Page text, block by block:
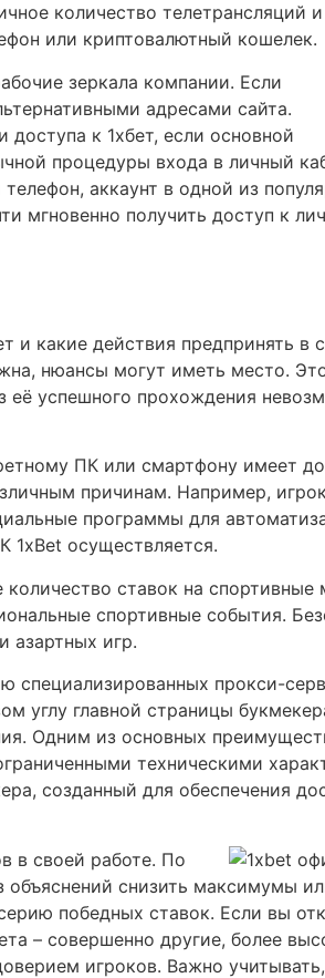
количество телетрансляций
или криптовалютный кошелек.
зеркала компании. Если
адресами сайта.
доступа к 1хбет, если основной
процедуры входа в личный
аккаунт в одной из
мгновенно получить доступ к
и какие действия предпринять в
нюансы могут иметь место.
успешного прохождения
ПК или смартфону имеет
причинам. Например,
программы для
1xBet осуществляется.
ставок на
спортивные события.
азартных игр.
специализированных прокси-
углу главной страницы
Одним из основных
техническими
созданный для обеспечения
в своей работе. По
снизить максимумы
победных ставок. Если вы
– совершенно другие, более
игроков. Важно